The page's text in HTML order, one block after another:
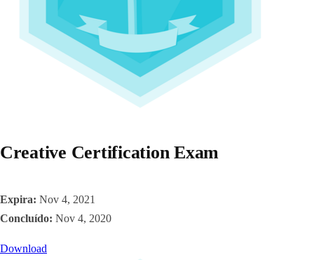
Creative Certification Exam
Expira: Nov 4, 2021
Concluído: Nov 4, 2020
Download